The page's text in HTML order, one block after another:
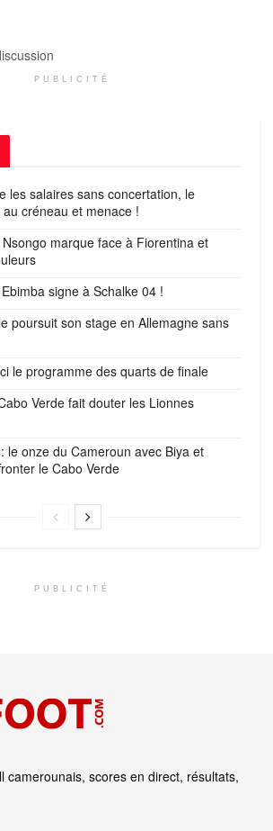
PUBLICITÉ
les salaires sans concertation, le
créneau et menace !
marque face à Fiorentina et
signe à Schalke 04 !
poursuit son stage en Allemagne sans
le programme des quarts de finale
Verde fait douter les Lionnes
le onze du Cameroun avec Biya et
le Cabo Verde
PUBLICITÉ
camerounais, scores en direct, résultats,